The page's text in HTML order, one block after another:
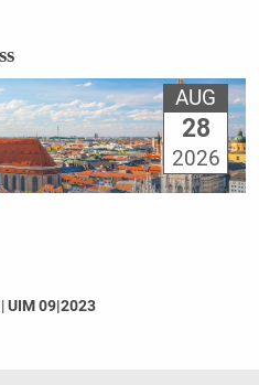
AUG
28
2026
|UIM 09|2023